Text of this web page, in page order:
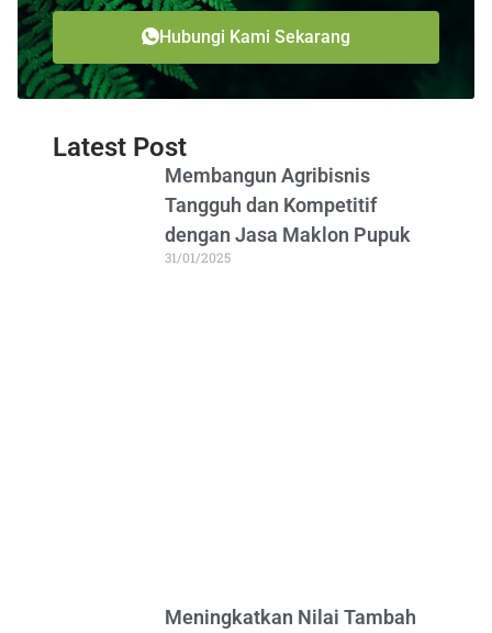
Hubungi Kami Sekarang
Latest Post
Membangun Agribisnis
Tangguh dan Kompetitif
dengan Jasa Maklon Pupuk
31/01/2025
Meningkatkan Nilai Tambah